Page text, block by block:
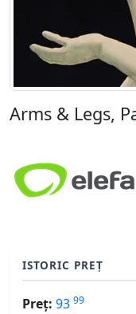
Arms & Legs,
ISTORIC PREȚ
Preț: 93 99